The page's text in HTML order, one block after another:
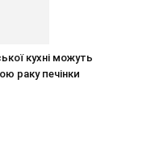
кухні можуть
раку печінки